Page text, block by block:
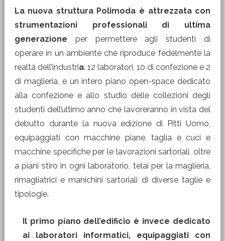
La nuova struttura Polimoda è attrezzata con
strumentazioni professionali di ultima
generazione per permettere agli studenti di
operare in un ambiente che riproduce fedelmente la
realtà dell’industria: 12 laboratori, 10 di confezione e 2
di maglieria, e un intero piano open-space dedicato
alla confezione e allo studio delle collezioni degli
studenti dell’ultimo anno che lavoreranno in vista del
debutto durante la nuova edizione di Pitti Uomo,
equipaggiati con macchine piane, taglia e cuci e
macchine specifiche per le lavorazioni sartoriali, oltre
a piani stiro in ogni laboratorio, telai per la maglieria,
rimagliatrici e manichini sartoriali di diverse taglie e
tipologie.
Il primo piano dell’edificio è invece dedicato
ai laboratori informatici, equipaggiati con